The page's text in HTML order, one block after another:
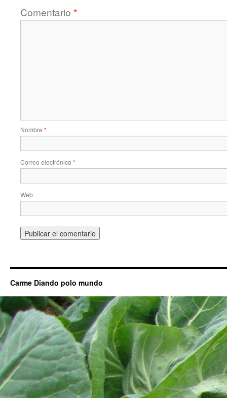
Comentario *
Nombre *
Correo electrónico *
Web
Carme Diando polo mundo